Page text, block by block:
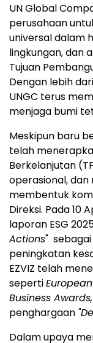
UN Global
perusahaan
universal dalam
lingkungan, dan
Tujuan
Dengan lebih
UNGC terus
menjaga bumi
Meskipun baru
telah
Berkelanjutan
operasional,
membentuk
Direksi. Pada 10
laporan ESG
Actions"
peningkatan
EZVIZ telah
seperti
Business Awards,
penghargaan
Dalam upaya